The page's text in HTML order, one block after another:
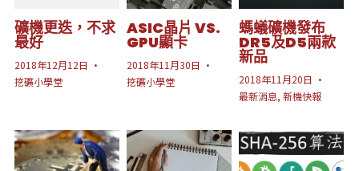
礦機更迭，不求
最好
2018年12月12日 ·
挖礦小學堂
ASIC晶片 VS.
GPU顯卡
2018年11月30日 ·
挖礦小學堂
螞蟻礦機發布
DR5及D5兩款
新品
2018年11月20日 ·
最新消息, 新機快報